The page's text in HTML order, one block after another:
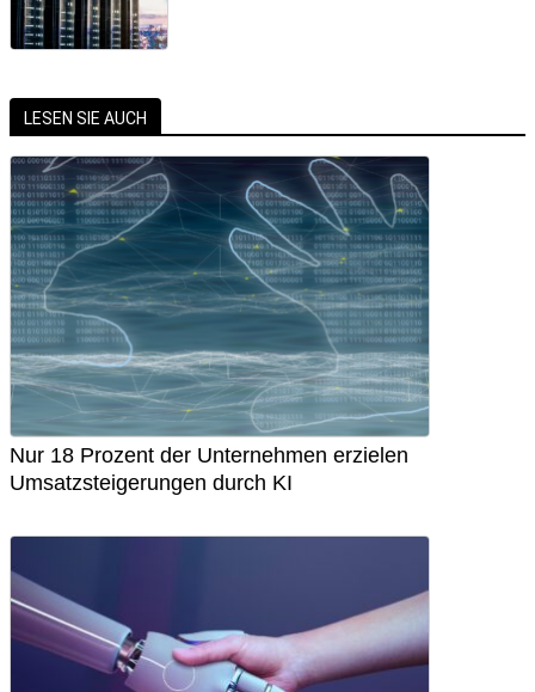
LESEN SIE AUCH
Nur 18 Prozent der Unternehmen erzielen
Umsatzsteigerungen durch KI